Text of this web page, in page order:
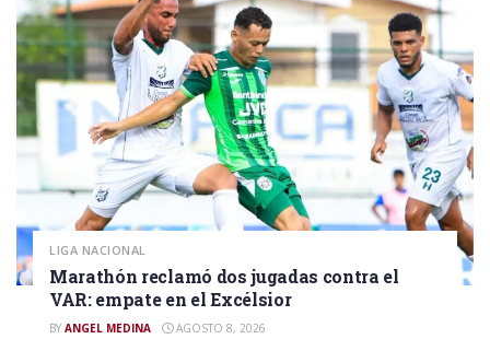
LIGA NACIONAL
Marathón reclamó dos jugadas contra el
VAR: empate en el Excélsior
BY ANGEL MEDINA AGOSTO 8, 2026